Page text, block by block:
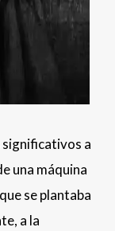
a
una máquina
se plantaba
a la